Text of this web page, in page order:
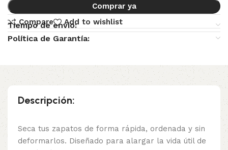
Comprar ya
Compare
Add to wishlist
Tiempo de envio:
Política de Garantía:
Descripción:
Seca tus zapatos de forma rápida, ordenada y sin
deformarlos. Diseñado para alargar la vida útil de